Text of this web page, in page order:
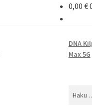
0,00 €
DNA
Max 5G
Haku: